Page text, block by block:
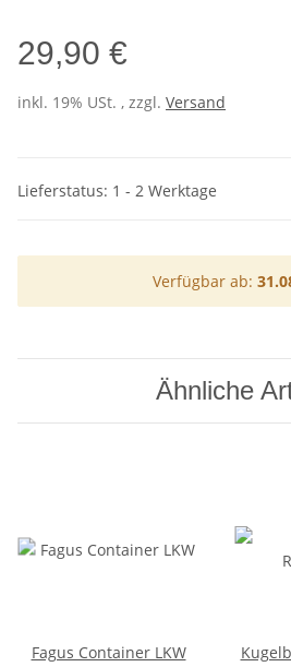
29,90 €
inkl. 19% USt. , zzgl. Versand
Lieferstatus: 1 - 2 Werktage
Verfügbar ab:
Ähnliche
Fagus Container LKW